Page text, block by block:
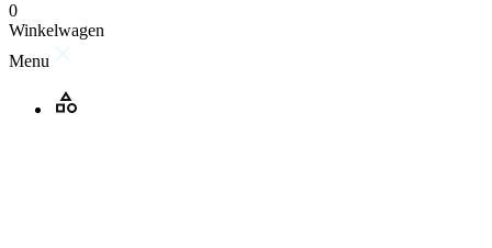
0
Winkelwagen
Menu